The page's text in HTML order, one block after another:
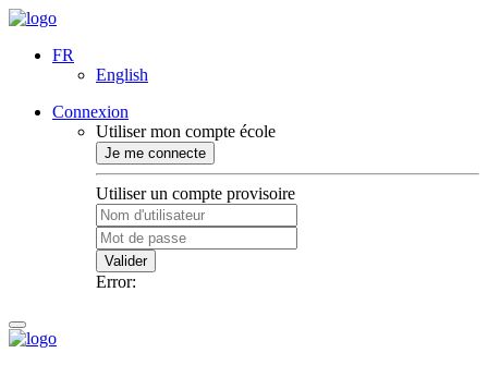
FR
English
Connexion
Utiliser mon compte école
Je me connecte
Utiliser un compte provisoire
Valider
Error: